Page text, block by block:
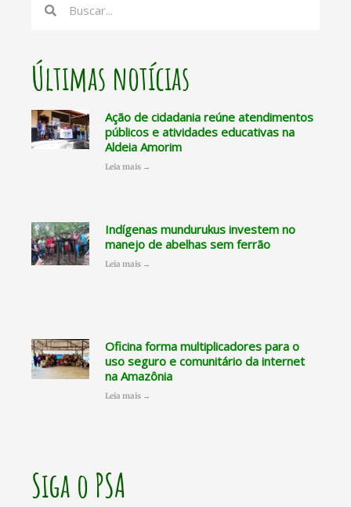
Últimas notícias
Ação de cidadania reúne atendimentos
públicos e atividades educativas na
Aldeia Amorim
Leia mais →
Indígenas mundurukus investem no
manejo de abelhas sem ferrão
Leia mais →
Oficina forma multiplicadores para o
uso seguro e comunitário da internet
na Amazônia
Leia mais →
Siga o PSA